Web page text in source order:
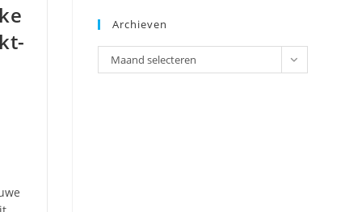
Archieven
Archieven
Maand selecteren